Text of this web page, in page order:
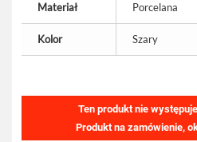
Materiał Porcelana
Kolor Szary
Ten produkt nie
Produkt na zamówienie,